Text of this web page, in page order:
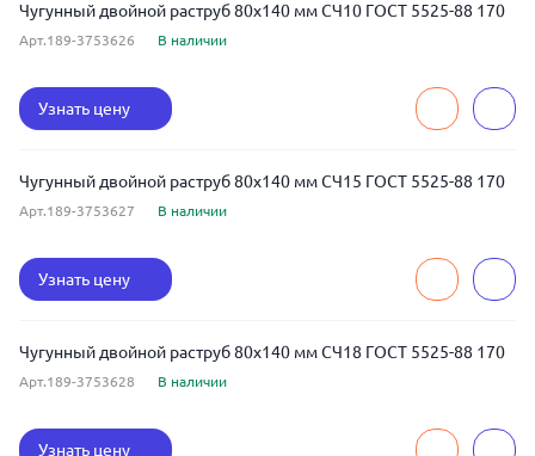
Чугунный двойной раструб 80x140 мм СЧ10 ГОСТ 5525-88 170
Арт.189-3753626 В наличии
Узнать цену
Чугунный двойной раструб 80x140 мм СЧ15 ГОСТ 5525-88 170
Арт.189-3753627 В наличии
Узнать цену
Чугунный двойной раструб 80x140 мм СЧ18 ГОСТ 5525-88 170
Арт.189-3753628 В наличии
Узнать цену